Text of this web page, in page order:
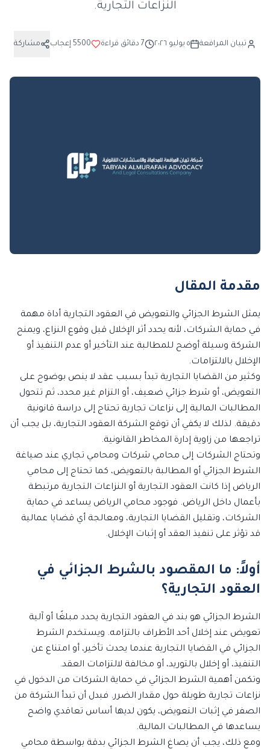
النزاعات التجارية.
تبيان المرافعة ٥ يوليو ٢٠٢٦ 7 دقائق قراءة 5500 إعجاب مشاركة
مقدمة المقال
يمثل الشرط الجزائي والتعويض في العقود التجارية أداة مهمة
في حماية الشركات، لأنه يحدد أثر الإخلال قبل وقوع النزاع، ويمنح
الشركة وسيلة أوضح للمطالبة عند التأخير أو عدم التنفيذ أو
الإخلال بالالتزامات.
وكثير من القضايا التجارية تبدأ بسبب عقد لا ينص بوضوح على
التعويض، أو شرط جزائي ضعيف، أو التزام غير محدد، ثم تتحول
المطالبات المالية إلى نزاعات تجارية تحتاج إلى دراسة قانونية
دقيقة. لذلك لا يكفي أن توقع الشركة العقود التجارية، بل يجب أن
تراجعها من زاوية إدارة المخاطر القانونية.
وتحتاج الشركات إلى محامي شركات ومحامي تجاري عند صياغة
الشرط الجزائي أو المطالبة بالتعويض، كما تحتاج إلى محامي
الرياض إذا كانت العقود التجارية أو النزاعات التجارية مرتبطة
بأعمال داخل الرياض. فوجود محامي الرياض يساعد في حماية
الشركات، وتقليل القضايا التجارية، ومعالجة أي قضايا عمالية
قد تؤثر على تنفيذ العقد أو إثبات الإخلال.
أولاً: ما المقصود بالشرط الجزائي في
العقود التجارية؟
الشرط الجزائي هو بند في العقود التجارية يحدد مبلغًا أو آلية
تعويض عند إخلال أحد الأطراف بالتزامه. ويستخدم الشرط
الجزائي في القضايا التجارية عندما يحدث تأخير، أو امتناع عن
التنفيذ، أو إخلال بالتوريد، أو مخالفة لالتزامات العقد.
وتكمن أهمية الشرط الجزائي في حماية الشركات من الدخول في
نزاعات تجارية طويلة حول مقدار الضرر. فبدل أن تبدأ الشركة من
الصفر في إثبات التعويض، يكون لديها أساس تعاقدي واضح
يساعدها في المطالبات المالية.
ومع ذلك، يجب أن يصاغ الشرط الجزائي بدقة بواسطة محامي